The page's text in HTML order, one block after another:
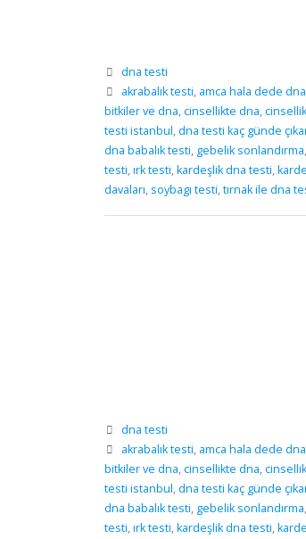
dna testi
akrabalık testi, amca hala dede
bitkiler ve dna,cinsellikte dna,
testi istanbul,dna testi kaç günde
dna babalık testi, gebelik sonlandırma,
testi,ırk testi,kardeşlik dna testi,
davaları, soybagı testi,tırnak ile dna
dna testi
akrabalık testi, amca hala dede
bitkiler ve dna,cinsellikte dna,
testi istanbul,dna testi kaç günde
dna babalık testi, gebelik sonlandırma,
testi,ırk testi,kardeşlik dna testi,